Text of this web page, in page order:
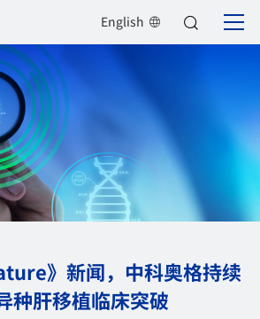
English
》新闻，中科奥格持续
种肝移植临床突破